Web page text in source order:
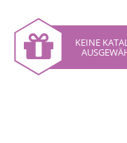
KEINE